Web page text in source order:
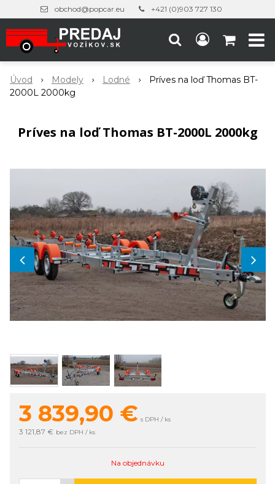
obchod@popcar.eu +421 (0)903 727 130
Úvod Modely Lodné
Príves na loď Thomas BT-
2000L 2000kg
Príves na loď Thomas BT-2000L 2000kg
3 839,90 € s DPH / ks
3 121,87 € bez DPH / ks
Na objednávku